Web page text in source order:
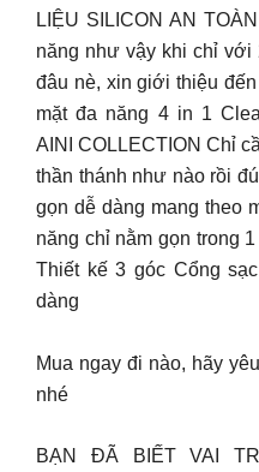
LIỆU SILICON AN
năng như vậy khi chỉ với
đâu nè, xin giới thiệu
mặt đa năng 4 in 1
AINI COLLECTION Chỉ
thần thánh như nào rồi
gọn dễ dàng mang theo
năng chỉ nằm gọn trong
Thiết kế 3 góc Cổng
dàng
Mua ngay đi nào, hãy
nhé
BẠN ĐÃ BIẾT VAI